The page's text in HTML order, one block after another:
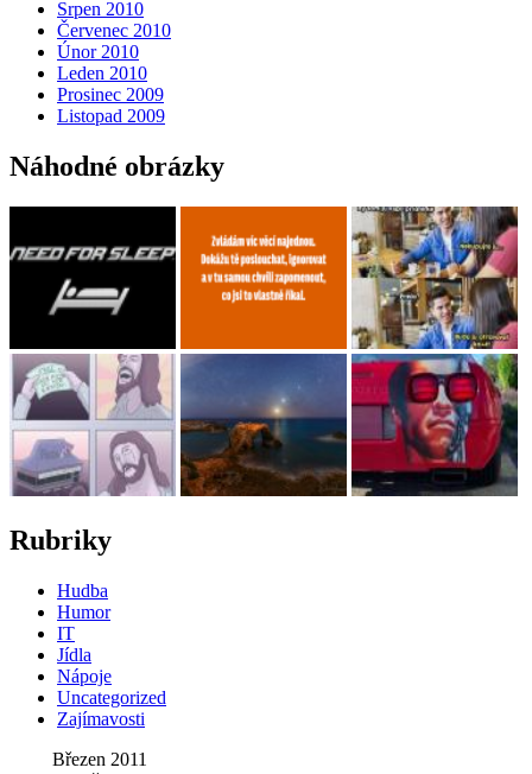
Srpen 2010
Červenec 2010
Únor 2010
Leden 2010
Prosinec 2009
Listopad 2009
Náhodné obrázky
Rubriky
Hudba
Humor
IT
Jídla
Nápoje
Uncategorized
Zajímavosti
Březen 2011